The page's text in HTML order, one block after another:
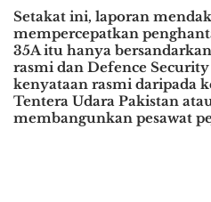
Setakat ini, laporan
mempercepatkan
35A itu hanya
rasmi dan Defence
kenyataan rasmi daripada
Tentera Udara Pakistan
membangunkan pesawat